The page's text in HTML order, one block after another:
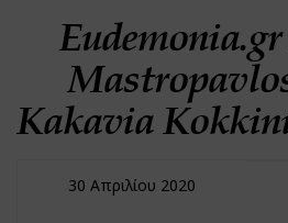
Kakavia
30 Απριλίου 2020